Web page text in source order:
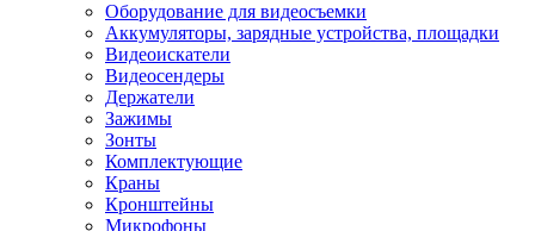
Оборудование для видеосъемки
Аккумуляторы, зарядные устройства, площадки
Видеоискатели
Видеосендеры
Держатели
Зажимы
Зонты
Комплектующие
Краны
Кронштейны
Микрофоны